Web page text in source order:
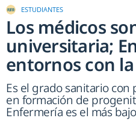
ESTUDIANTES
Los médicos
universitaria;
entornos con la
Es el grado sanitario con
en formación de
Enfermería es el más bajo